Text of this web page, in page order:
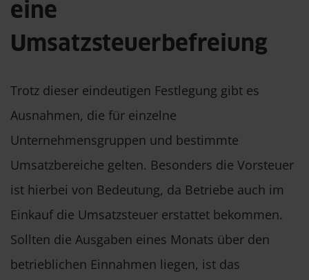
eine
Umsatzsteuerbefreiung
Trotz dieser eindeutigen Festlegung gibt es
Ausnahmen, die für einzelne
Unternehmensgruppen und bestimmte
Umsatzbereiche gelten. Besonders die Vorsteuer
ist hierbei von Bedeutung, da Betriebe auch im
Einkauf die Umsatzsteuer erstattet bekommen.
Sollten die Ausgaben eines Monats über den
betrieblichen Einnahmen liegen, ist das